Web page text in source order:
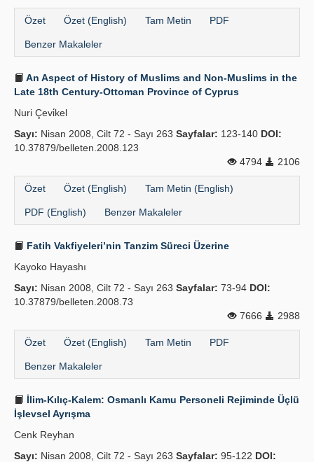
Özet Özet (English) Tam Metin PDF
Benzer Makaleler
An Aspect of History of Muslims and Non-Muslims in the
Late 18th Century-Ottoman Province of Cyprus
Nuri Çevi̇kel
Sayı: Nisan 2008, Cilt 72 - Sayı 263 Sayfalar: 123-140 DOI:
10.37879/belleten.2008.123
4794
2106
Özet Özet (English) Tam Metin (English)
PDF (English) Benzer Makaleler
Fatih Vakfiyeleri’nin Tanzim Süreci Üzerine
Kayoko Hayashı
Sayı: Nisan 2008, Cilt 72 - Sayı 263 Sayfalar: 73-94 DOI:
10.37879/belleten.2008.73
7666
2988
Özet Özet (English) Tam Metin PDF
Benzer Makaleler
İlim-Kılıç-Kalem: Osmanlı Kamu Personeli Rejiminde Üçlü
İşlevsel Ayrışma
Cenk Reyhan
Sayı: Nisan 2008, Cilt 72 - Sayı 263 Sayfalar: 95-122 DOI: